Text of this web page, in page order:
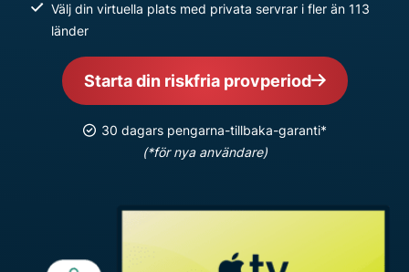
Välj din virtuella plats med privata servrar i fler än 113
länder
Starta din riskfria provperiod
30 dagars pengarna-tillbaka-garanti*
(*för nya användare)